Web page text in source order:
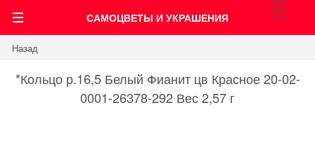
САМОЦВЕТЫ И УКРАШЕНИЯ
0
Назад
*Кольцо р.16,5 Белый Фианит цв Красное 20-02-
0001-26378-292 Вес 2,57 г